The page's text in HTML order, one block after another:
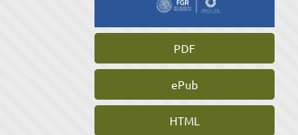
PDF
ePub
HTML